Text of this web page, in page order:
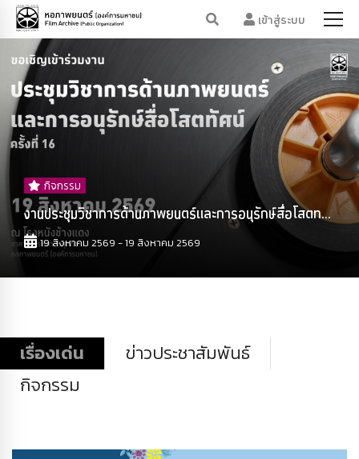
เข้าสู่ระบบ
กิจกรรม
งานประชุมวิชาการด้านภาพยนตร์และการอนุรักษ์สื่อโสตท...
19 สิงหาคม 2569 - 19 สิงหาคม 2569
เรื่องเด่น
ข่าวประชาสัมพันธ์
กิจกรรม